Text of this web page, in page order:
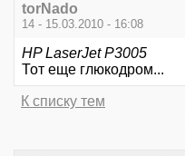
torNado
14 - 15.03.2010 - 16:08
HP LaserJet P3005
Тот еще глюкодром...
К списку тем